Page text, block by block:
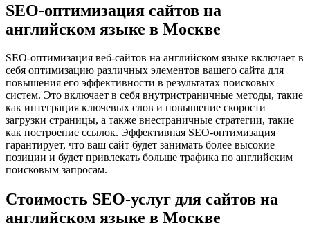
SEO-оптимизация сайтов на
английском языке в Москве
SEO-оптимизация веб-сайтов на английском языке включает в
себя оптимизацию различных элементов вашего сайта для
повышения его эффективности в результатах поисковых
систем. Это включает в себя внутристраничные методы, такие
как интеграция ключевых слов и повышение скорости
загрузки страницы, а также внестраничные стратегии, такие
как построение ссылок. Эффективная SEO-оптимизация
гарантирует, что ваш сайт будет занимать более высокие
позиции и будет привлекать больше трафика по английским
поисковым запросам.
Стоимость SEO-услуг для сайтов на
английском языке в Москве